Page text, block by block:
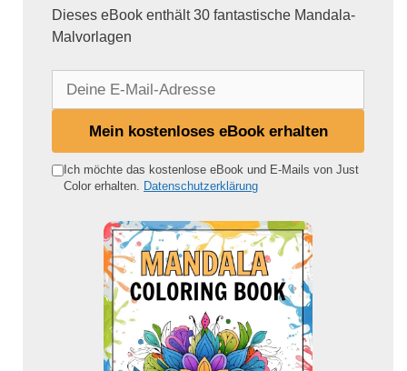
Dieses eBook enthält 30 fantastische Mandala-
Malvorlagen
e
Mein kostenloses eBook erhalten
Ich möchte das kostenlose eBook und E-Mails von Just
Color erhalten.
Datenschutzerklärung